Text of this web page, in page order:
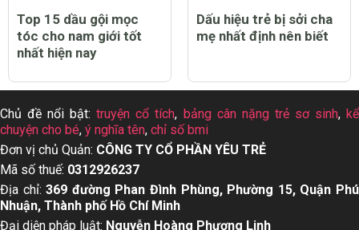
Top 15 dầu gội mọc
tóc cho nam giới tốt
nhất hiện nay
Dấu hiệu trẻ bị sởi cha
mẹ nhất định nên biết
Chủ đề nổi bật:truyện cổ tích, bảng cân nặng trẻ sơ sinh,kể
chuyện cho bé, ý nghĩa tên, chỉ số bmi
Đơn vị chủ Quản: CÔNG TY CỔ PHẦN YÊU TRẺ
Mã số thuế: 0312926237
Địa chỉ:369 đường Phan Đình Phùng, Phường 15, Quận Phú
Nhuận, Thành phố Hồ Chí Minh
Đại diện pháp luật: Nguyễn Hoàng Phượng Linh